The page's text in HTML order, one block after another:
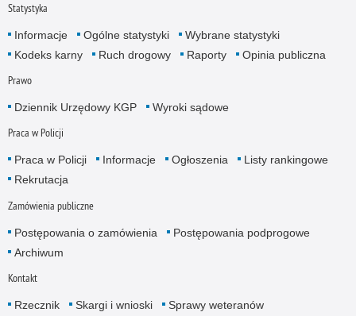
Statystyka
Informacje Ogólne statystyki
Wybrane statystyki
Kodeks karny
Ruch drogowy Raporty Opinia publiczna
Prawo
Dziennik Urzędowy KGP Wyroki sądowe
Praca w Policji
Praca w Policji Informacje Ogłoszenia
Listy rankingowe
Rekrutacja
Zamówienia publiczne
Postępowania o zamówienia
Postępowania podprogowe
Archiwum
Kontakt
Rzecznik Skargi i wnioski Sprawy weteranów